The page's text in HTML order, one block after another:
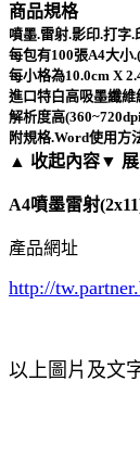
商品規格
噴墨.雷射.影印.打字
每包有100張A4大小
每小格為10.0cm X
進口特白高吸墨纖維
解析度高
附規格.Word使用方
▲ 收起內容▼ 展
A4噴墨雷射
產品網址
http://
以上圖片及文